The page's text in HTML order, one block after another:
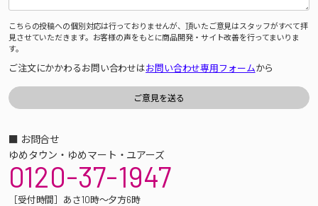
こちらの投稿への個別対応は行っておりませんが、頂いたご意見はスタッフがすべて拝
見させていただきます。お客様の声をもとに商品開発・サイト改善を行ってまいりま
す。
ご注文にかかわるお問い合わせはお問い合わせ専用フォームから
■ お問合せ
ゆめタウン・ゆめマート・ユアーズ
0120-37-1947
［受付時間］あさ10時～夕方6時